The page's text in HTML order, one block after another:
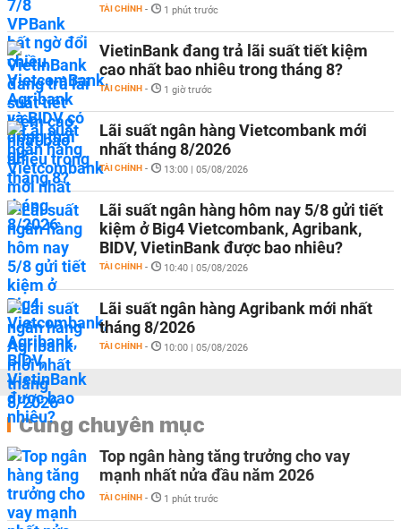
TÀI CHÍNH - 1 phút trước
VietinBank đang trả lãi suất tiết kiệm
cao nhất bao nhiêu trong tháng 8?
TÀI CHÍNH - 1 giờ trước
Lãi suất ngân hàng Vietcombank mới
nhất tháng 8/2026
TÀI CHÍNH - 13:00 | 05/08/2026
Lãi suất ngân hàng hôm nay 5/8 gửi tiết
kiệm ở Big4 Vietcombank, Agribank,
BIDV, VietinBank được bao nhiêu?
TÀI CHÍNH - 10:40 | 05/08/2026
Lãi suất ngân hàng Agribank mới nhất
tháng 8/2026
TÀI CHÍNH - 10:00 | 05/08/2026
Cùng chuyên mục
Top ngân hàng tăng trưởng cho vay
mạnh nhất nửa đầu năm 2026
TÀI CHÍNH - 1 phút trước